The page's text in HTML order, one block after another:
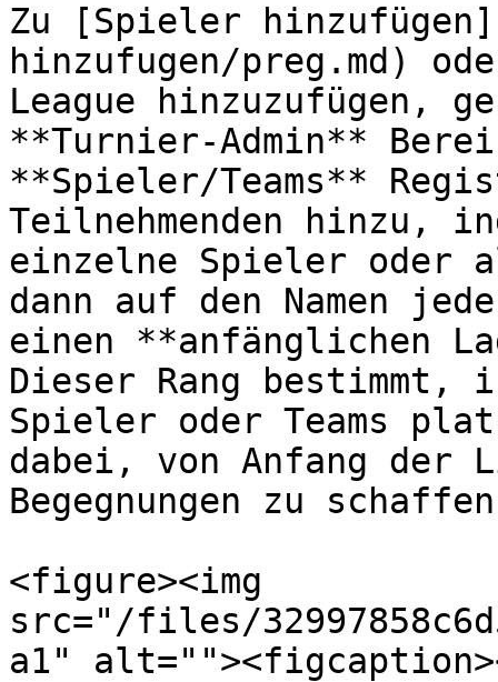
Zu [Spieler
hinzufugen/preg.md)
League hinzuzufügen,
**Turnier-Admin**
**Spieler/Teams**
Teilnehmenden hinzu,
einzelne Spieler oder
dann auf den Namen
einen **anfänglichen
Dieser Rang bestimmt,
Spieler oder Teams
dabei, von Anfang der
Begegnungen zu
<figure><img
src="/files/
a1"